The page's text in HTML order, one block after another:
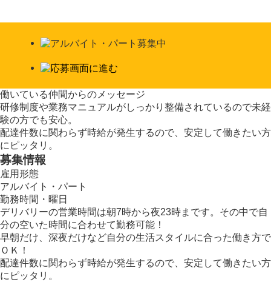
働いている仲間からのメッセージ
研修制度や業務マニュアルがしっかり整備されているので未経
験の方でも安心。
配達件数に関わらず時給が発生するので、安定して働きたい方
にピッタリ。
募集情報
雇用形態
アルバイト・パート
勤務時間・曜日
デリバリーの営業時間は朝7時から夜23時まです。その中で自
分の空いた時間に合わせて勤務可能！
早朝だけ、深夜だけなど自分の生活スタイルに合った働き方で
ＯＫ！
配達件数に関わらず時給が発生するので、安定して働きたい方
にピッタリ。